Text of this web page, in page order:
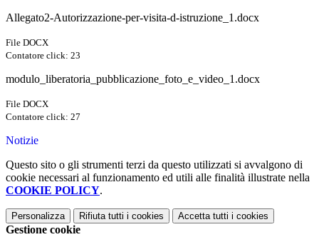
Allegato2-Autorizzazione-per-visita-d-istruzione_1.docx
File DOCX
Contatore click: 23
modulo_liberatoria_pubblicazione_foto_e_video_1.docx
File DOCX
Contatore click: 27
Notizie
Questo sito o gli strumenti terzi da questo utilizzati si avvalgono di
cookie necessari al funzionamento ed utili alle finalità illustrate nella
COOKIE POLICY.
Personalizza Rifiuta tutti i cookies Accetta tutti i cookies
Gestione cookie